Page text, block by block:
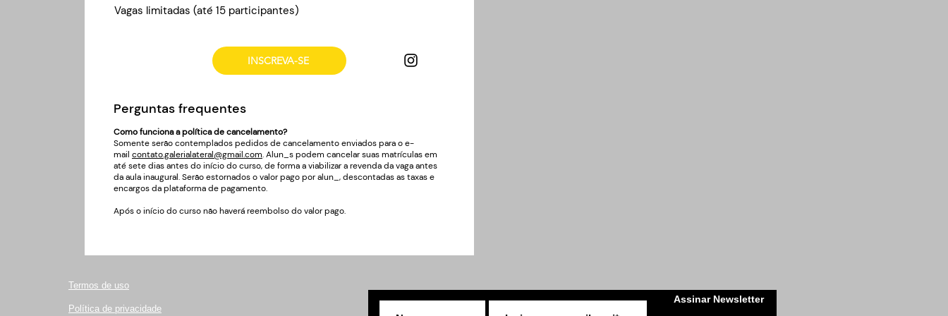
Vagas limitadas (até 15 participantes)
INSCREVA-SE
Perguntas frequentes
Como funciona a política de cancelamento?
Somente serão contemplados pedidos de cancelamento enviados para o e-
mail contato.galerialateral@gmail.com. Alun_s podem cancelar suas matrículas em
até sete dias antes do início do curso, de forma a viabilizar a revenda da vaga antes
da aula inaugural. Serão estornados o valor pago por alun_, descontadas as taxas e
encargos da plataforma de pagamento.
Após o início do curso não haverá reembolso do valor pago.
Termos de uso
Política de privacidade
Assinar Newsletter